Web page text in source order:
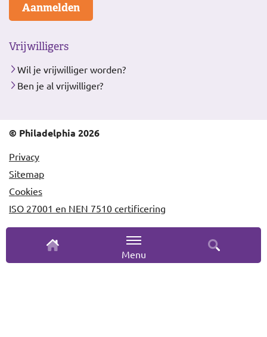
Aanmelden
Vrijwilligers
Wil je vrijwilliger worden?
Ben je al vrijwilliger?
© Philadelphia 2026
Privacy
Sitemap
Cookies
ISO 27001 en NEN 7510 certificering
Menu